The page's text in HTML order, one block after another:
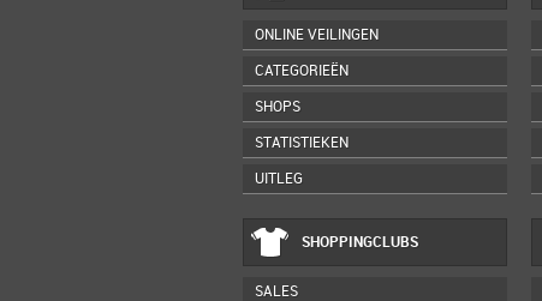
ONLINE VEILINGEN
CATEGORIEËN
SHOPS
STATISTIEKEN
UITLEG
SHOPPINGCLUBS
SALES